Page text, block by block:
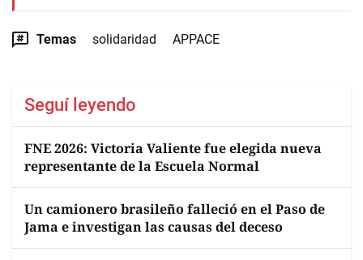
Temas solidaridad APPACE
Seguí leyendo
FNE 2026: Victoria Valiente fue elegida nueva
representante de la Escuela Normal
Un camionero brasileño falleció en el Paso de
Jama e investigan las causas del deceso